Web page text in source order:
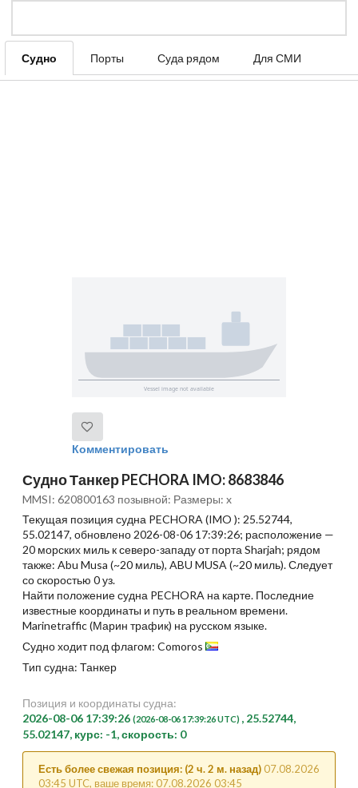
Судно Порты Суда рядом Для СМИ
Комментировать
Судно Танкер PECHORA IMO: 8683846
MMSI: 620800163 позывной: Размеры: x
Текущая позиция судна PECHORA (IMO ): 25.52744,
55.02147, обновлено 2026-08-06 17:39:26; расположение —
20 морских миль к северо-западу от порта Sharjah; рядом
также: Abu Musa (~20 миль), ABU MUSA (~20 миль). Следует
со скоростью 0 уз.
Найти положение судна PECHORA на карте. Последние
известные координаты и путь в реальном времени.
Marinetraffic (Марин трафик) на русском языке.
Судно ходит под флагом: Comoros
Тип судна: Танкер
Позиция и координаты судна:
2026-08-06 17:39:26 (2026-08-06 17:39:26 UTC) , 25.52744,
55.02147, курс: -1, скорость: 0
Есть более свежая позиция: (2 ч. 2 м. назад) 07.08.2026
03:45 UTC, ваше время: 07.08.2026 03:45